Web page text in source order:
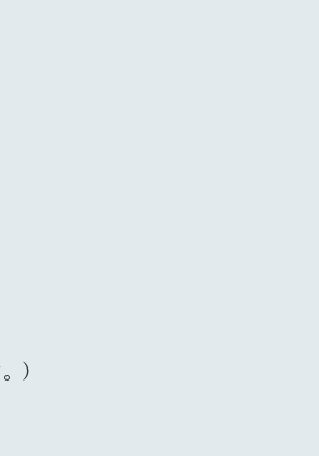
）